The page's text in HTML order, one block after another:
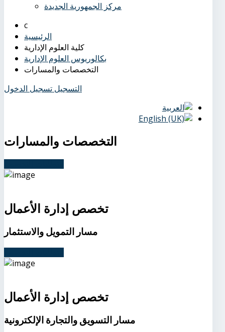
مركز الجمهورية الجديدة
الرئيسية
بكالوريوس العلوم الإدارية
التخصصات والمسارات
التسجيل تسجيل الدخول
التخصصات والمسارات
تخصص إدارة الأعمال
مسار التمويل والاستثمار
تخصص إدارة الأعمال
مسار التسويق والتجارة الإلكترونية